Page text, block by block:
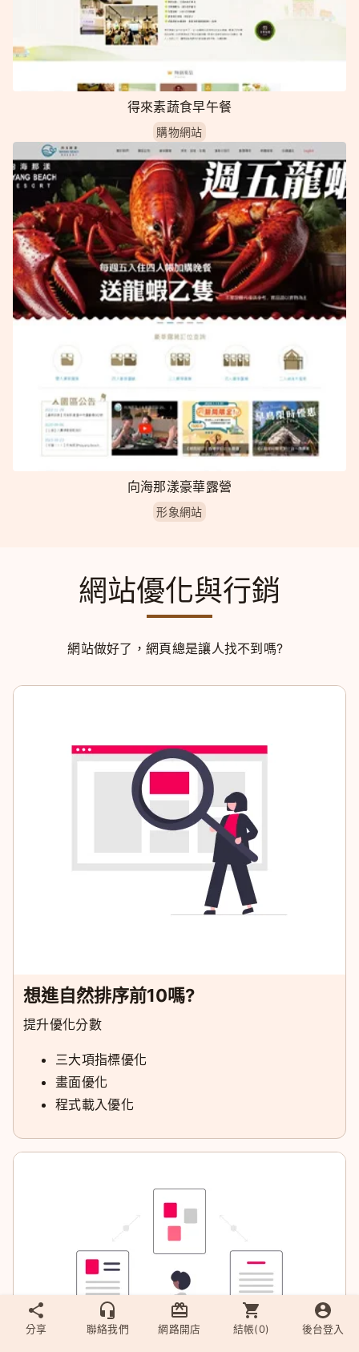
得來素蔬食早午餐
購物網站
向海那漾豪華露營
形象網站
網站優化與行銷
網站做好了，網頁總是讓人找不到嗎?
想進自然排序前10嗎?
提升優化分數
三大項指標優化
畫面優化
程式載入優化
分享 聯絡我們 網路開店 結帳(0) 後台登入